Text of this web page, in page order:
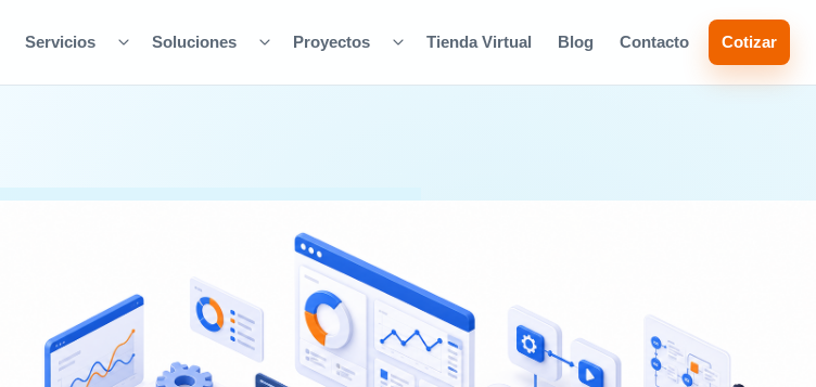
Servicios Soluciones Proyectos Tienda Virtual Blog Contacto Cotizar